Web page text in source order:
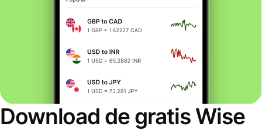
Download de gratis Wise